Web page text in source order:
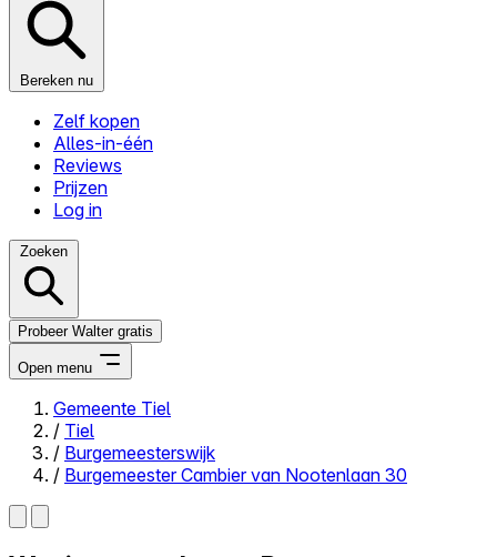
Bereken nu
Zelf kopen
Alles-in-één
Reviews
Prijzen
Log in
Zoeken
Probeer Walter gratis
Open menu
Close menu
Gemeente Tiel
/ Tiel
/ Burgemeesterswijk
/ Burgemeester Cambier van Nootenlaan 30